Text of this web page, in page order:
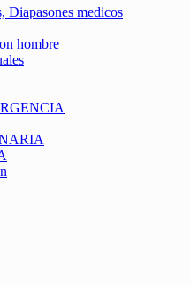
Diapasones medicos
hombre